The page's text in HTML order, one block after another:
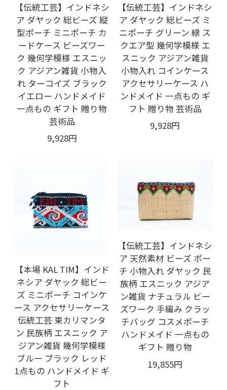
【伝統工芸】インドネシ
ア ダヤック 総ビーズ 縦
型ポーチ ミニポーチ カ
ードケース ビーズワー
ク 幾何学模様 エスニッ
ク アジアン雑貨 小物入
れ ターコイズ ブラック
イエロー ハンドメイド
一点もの ギフト 贈り物
芸術品
9,928円
【伝統工芸】インドネシ
ア ダヤック 総ビーズ ミ
ニポーチ グリーン 緑 ス
クエア型 幾何学模様 エ
スニック アジアン雑貨
小物入れ コインケース
アクセサリーケース ハ
ンドメイド 一点もの ギ
フト 贈り物 芸術品
9,928円
【本場 KAL TIM】インド
ネシア ダヤック 総ビー
ズ ミニポーチ コインケ
ース アクセサリーケース
伝統工芸 東カリマンタ
ン 民族柄 エスニック ア
ジアン雑貨 幾何学模様
ブルー ブラック レッド
1点もの ハンドメイド ギ
フト
【伝統工芸】インドネシ
ア 天然素材 ビーズ ポー
チ 小物入れ ダヤック 民
族柄 エスニック アジア
ン雑貨 ナチュラル ビー
ズワーク 手編み クラッ
チバッグ コスメポーチ
ハンドメイド 一点もの
ギフト 贈り物
19,855円